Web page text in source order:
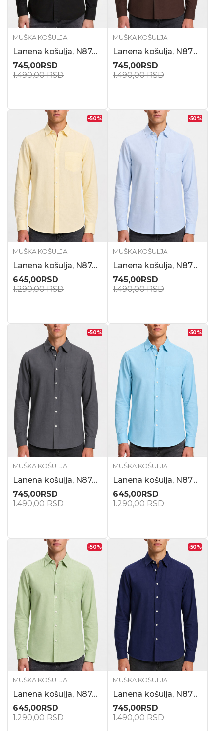
MUŠKA KOŠULJA
Lanena košulja, N87419
745,00RSD
1.490,00RSD
MUŠKA KOŠULJA
Lanena košulja, N87418
745,00RSD
1.490,00RSD
-50%
MUŠKA KOŠULJA
Lanena košulja, N87416
645,00RSD
1.290,00RSD
-50%
MUŠKA KOŠULJA
Lanena košulja, N87415
745,00RSD
1.490,00RSD
-50%
MUŠKA KOŠULJA
Lanena košulja, N87413
745,00RSD
1.490,00RSD
-50%
MUŠKA KOŠULJA
Lanena košulja, N87412
645,00RSD
1.290,00RSD
-50%
MUŠKA KOŠULJA
Lanena košulja, N87411
645,00RSD
1.290,00RSD
-50%
MUŠKA KOŠULJA
Lanena košulja, N87410
745,00RSD
1.490,00RSD